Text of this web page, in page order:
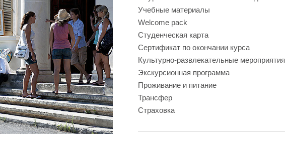
Учебные материалы
Welcome pack
Студенческая карта
Сертификат по окончании курса
Культурно-развлекательные мероприятия
Экскурсионная программа
Проживание и питание
Трансфер
Страховка